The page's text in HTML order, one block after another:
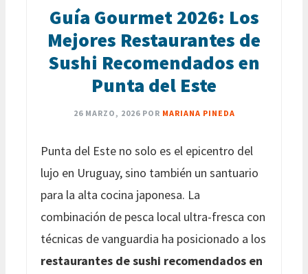
Guía Gourmet 2026: Los
Mejores Restaurantes de
Sushi Recomendados en
Punta del Este
26 MARZO, 2026 POR MARIANA PINEDA
Punta del Este no solo es el epicentro del
lujo en Uruguay, sino también un santuario
para la alta cocina japonesa. La
combinación de pesca local ultra-fresca con
técnicas de vanguardia ha posicionado a los
restaurantes de sushi recomendados en